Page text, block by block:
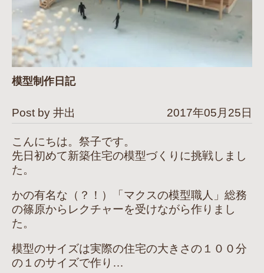
模型制作日記
Post by 井出 2017年05月25日
こんにちは。祭子です。
先日初めて新築住宅の模型づくりに挑戦しまし
た。
かの有名な（？！）「マクスの模型職人」総務
の篠原からレクチャーを受けながら作りまし
た。
模型のサイズは実際の住宅の大きさの１００分
の１のサイズで作り…